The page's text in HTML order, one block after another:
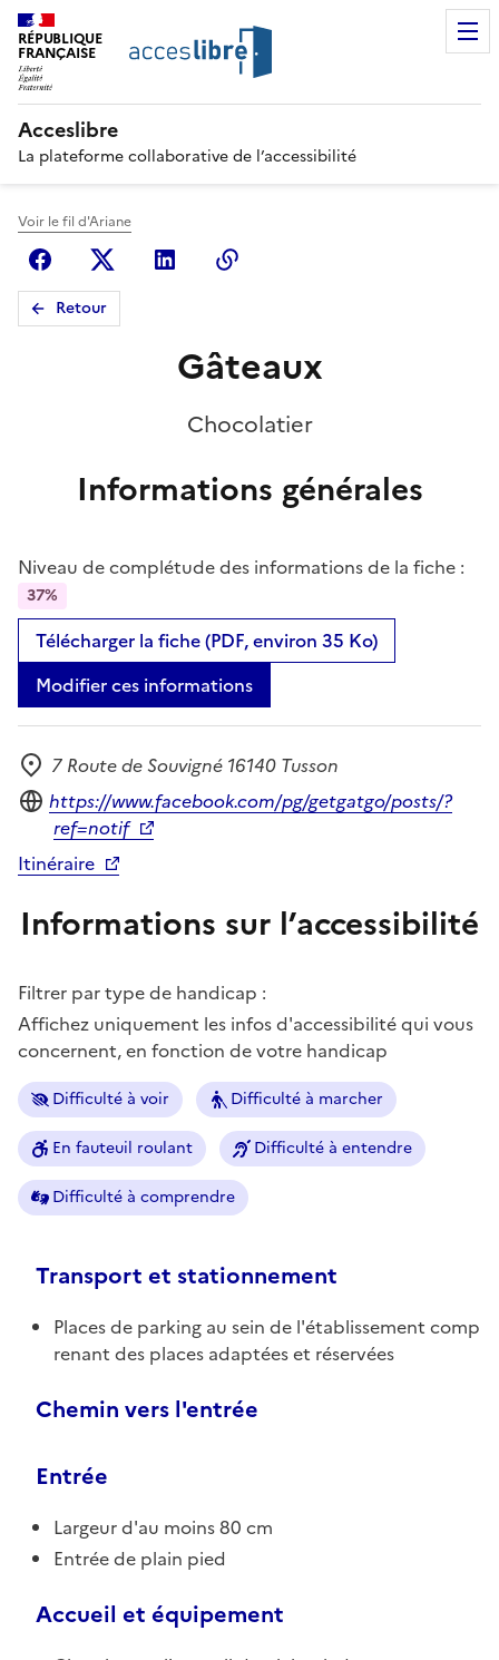
RÉPUBLIQUE
FRANÇAISE
Acceslibre
La plateforme collaborative de l’accessibilité
Voir le fil d'Ariane
FacebookX (anciennement Twitter)
Linkedin
Retour
Gâteaux
Chocolatier
Informations générales
Niveau de complétude des informations de la fiche :
37%
Télécharger la fiche (PDF, environ 35 Ko)
Modifier ces informations
Adresse
7 Route de Souvigné 16140 Tusson
Site internet
https://www.facebook.com/pg/getgatgo/posts/?
ref=notif
Itinéraire
Informations sur l’accessibilité
Filtrer par type de handicap :
Affichez uniquement les infos d'accessibilité qui vous
concernent, en fonction de votre handicap
Difficulté à voir Difficulté à marcher
En fauteuil roulant Difficulté à entendre
Difficulté à comprendre
Transport et stationnement
Places de parking au sein de l'établissement comp
renant des places adaptées et réservées
Chemin vers l'entrée
Entrée
Largeur d'au moins 80 cm
Entrée de plain pied
Accueil et équipement